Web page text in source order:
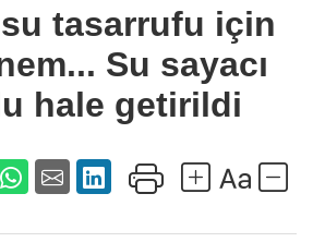
için yeni
dönem...
sayacı
zorunlu
hale
getirildi
su tasarrufu için
Su sayacı
hale getirildi